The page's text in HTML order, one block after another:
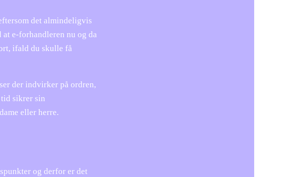
det almindeligvis
e-forhandleren nu og da
ifald du skulle få
der indvirker på ordren,
sikrer sin
eller herre.
og derfor er det